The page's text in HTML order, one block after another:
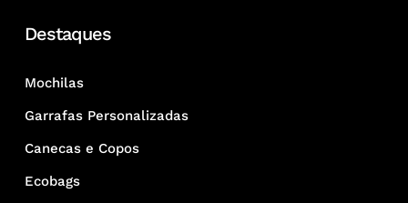
Destaques
Mochilas
Garrafas Personalizadas
Canecas e Copos
Ecobags